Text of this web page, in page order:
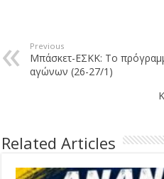
Previous
Μπάσκετ-ΕΣΚΚ: Το
αγώνων (26-27/1)
Related Articles